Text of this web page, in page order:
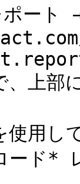
ート
上部
使用
ド*